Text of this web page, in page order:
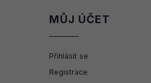
MŮJ ÚČET
Přihlásit se
Registrace